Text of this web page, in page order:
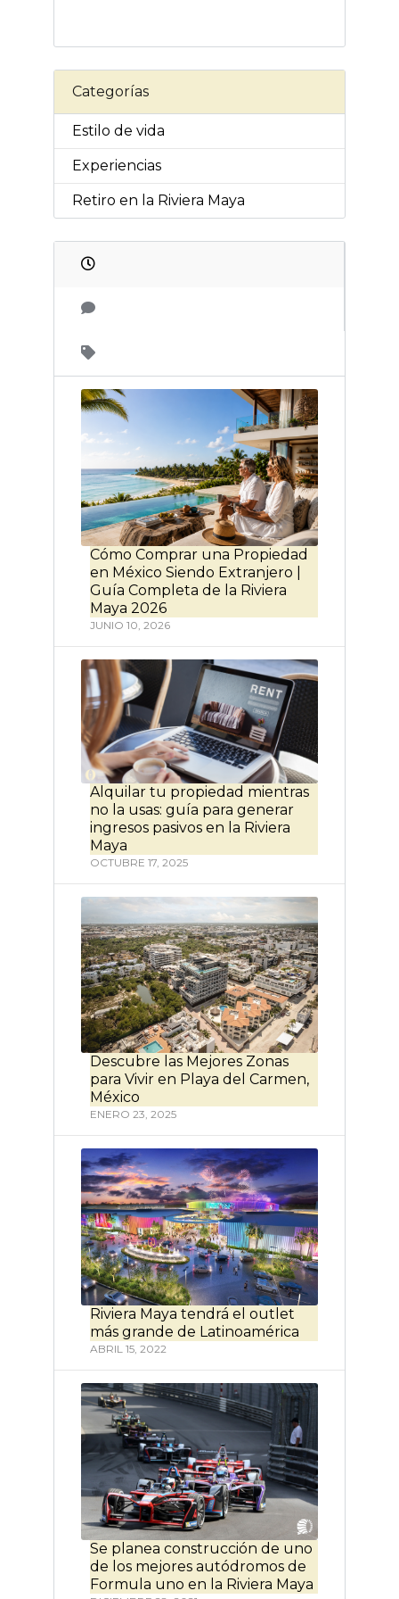
Categorías
Estilo de vida
Experiencias
Retiro en la Riviera Maya
Cómo Comprar una Propiedad
en México Siendo Extranjero |
Guía Completa de la Riviera
Maya 2026
JUNIO 10, 2026
Alquilar tu propiedad mientras
no la usas: guía para generar
ingresos pasivos en la Riviera
Maya
OCTUBRE 17, 2025
Descubre las Mejores Zonas
para Vivir en Playa del Carmen,
México
ENERO 23, 2025
Riviera Maya tendrá el outlet
más grande de Latinoamérica
ABRIL 15, 2022
Se planea construcción de uno
de los mejores autódromos de
Formula uno en la Riviera Maya